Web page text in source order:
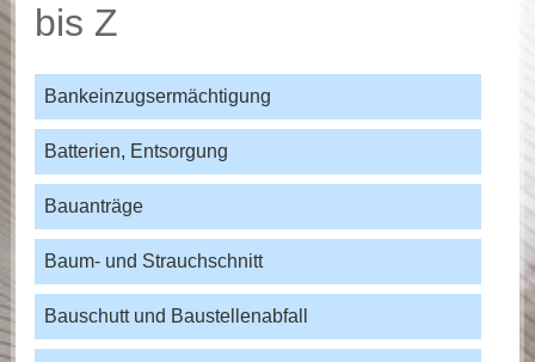
bis Z
Bankeinzugsermächtigung
Batterien, Entsorgung
Bauanträge
Baum- und Strauchschnitt
Bauschutt und Baustellenabfall